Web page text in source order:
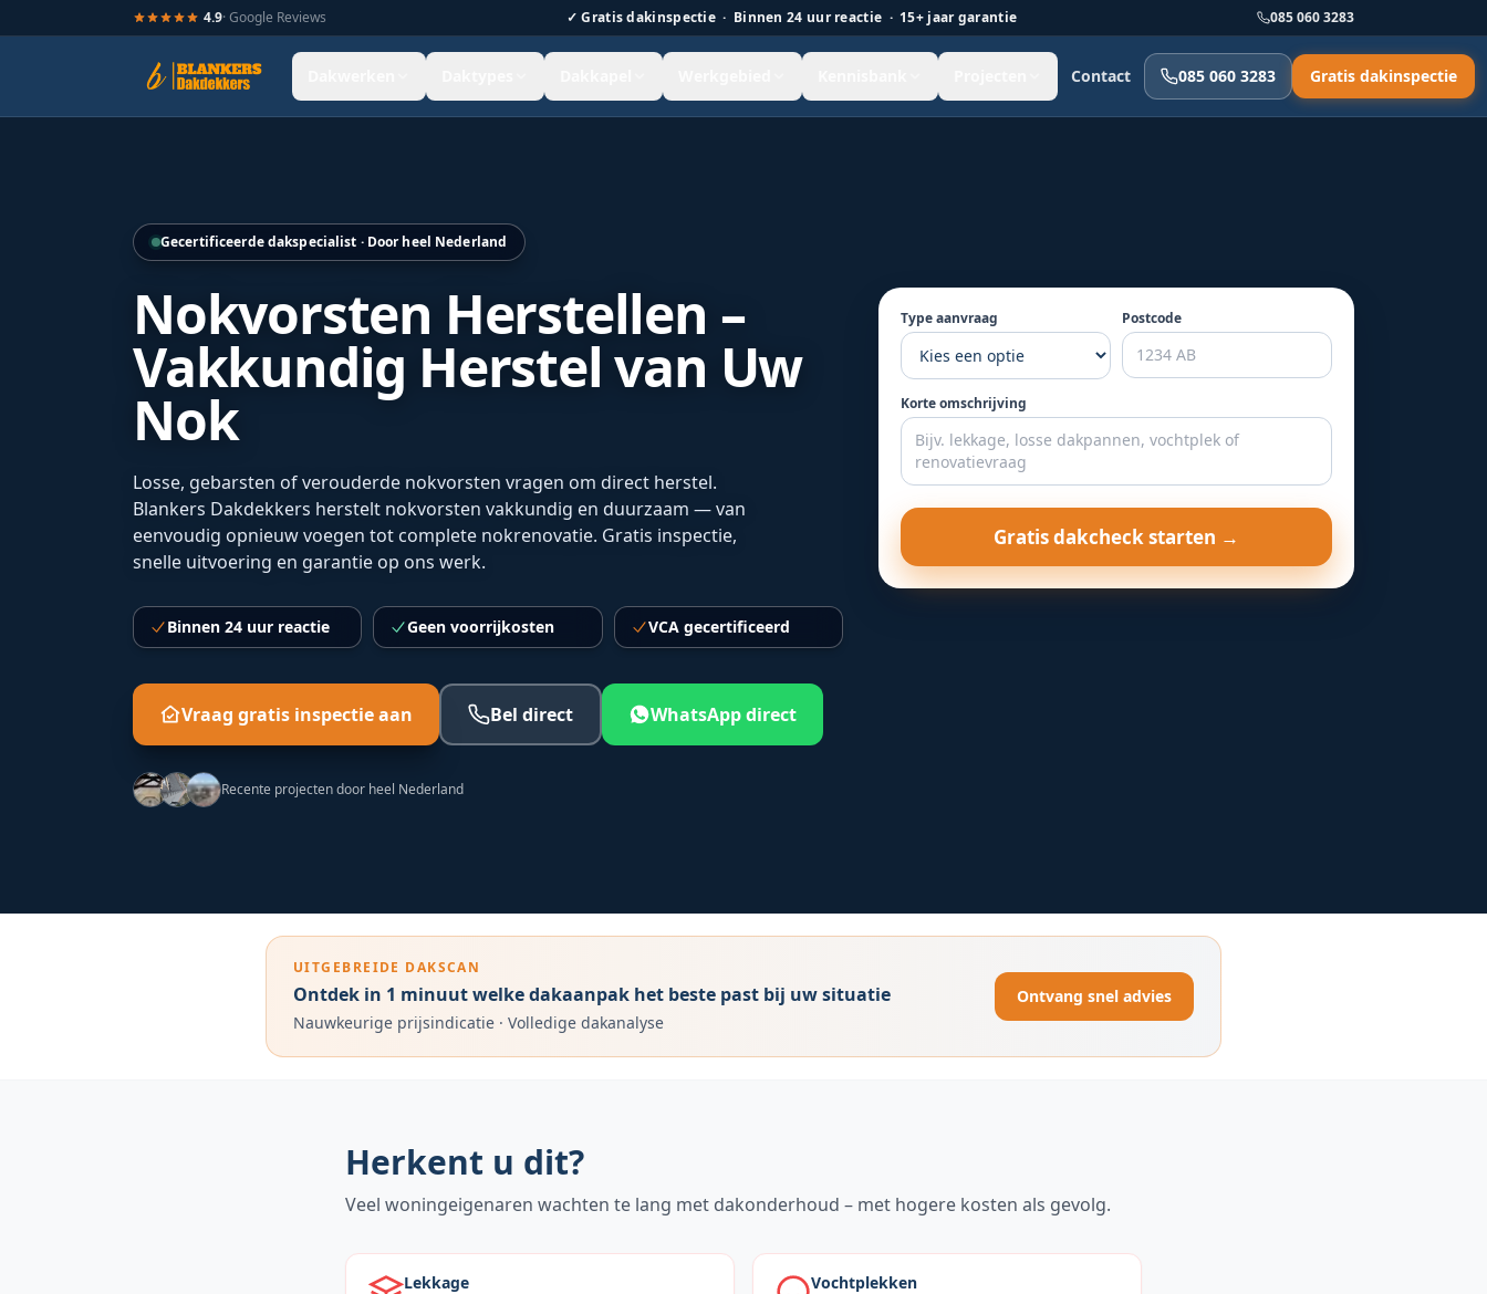
4.9· Google Reviews ✓Gratis dakinspectie · Binnen 24 uur reactie · 15+ jaar garantie 085 060 3283
Contact 085 060 3283 Gratis dakinspectie
Gecertificeerde dakspecialist · Door heel Nederland
Nokvorsten Herstellen –
Vakkundig Herstel van Uw
Nok
Losse, gebarsten of verouderde nokvorsten vragen om direct herstel.
Blankers Dakdekkers herstelt nokvorsten vakkundig en duurzaam — van
eenvoudig opnieuw voegen tot complete nokrenovatie. Gratis inspectie,
snelle uitvoering en garantie op ons werk.
Binnen 24 uur reactie Geen voorrijkosten VCA gecertificeerd
Vraag gratis inspectie aan Bel direct WhatsApp direct
Recente projecten door heel Nederland
Type aanvraag Postcode
Korte omschrijving
Gratis dakcheck starten →
UITGEBREIDE DAKSCAN
Ontdek in 1 minuut welke dakaanpak het beste past bij uw situatie
Nauwkeurige prijsindicatie · Volledige dakanalyse
Ontvang snel advies
Herkent u dit?
Veel woningeigenaren wachten te lang met dakonderhoud – met hogere kosten als gevolg.
Lekkage
Vochtplekken